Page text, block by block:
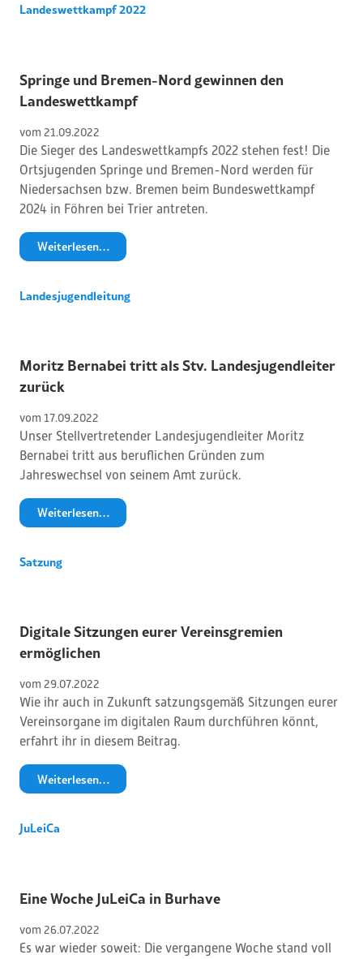
Landeswettkampf 2022
Springe und Bremen-Nord gewinnen den
Landeswettkampf
vom 21.09.2022
Die Sieger des Landeswettkampfs 2022 stehen fest! Die
Ortsjugenden Springe und Bremen-Nord werden für
Niedersachsen bzw. Bremen beim Bundeswettkampf
2024 in Föhren bei Trier antreten.
Weiterlesen…
Landesjugendleitung
Moritz Bernabei tritt als Stv. Landesjugendleiter
zurück
vom 17.09.2022
Unser Stellvertretender Landesjugendleiter Moritz
Bernabei tritt aus beruflichen Gründen zum
Jahreswechsel von seinem Amt zurück.
Weiterlesen…
Satzung
Digitale Sitzungen eurer Vereinsgremien
ermöglichen
vom 29.07.2022
Wie ihr auch in Zukunft satzungsgemäß Sitzungen eurer
Vereinsorgane im digitalen Raum durchführen könnt,
erfahrt ihr in diesem Beitrag.
Weiterlesen…
JuLeiCa
Eine Woche JuLeiCa in Burhave
vom 26.07.2022
Es war wieder soweit: Die vergangene Woche stand voll